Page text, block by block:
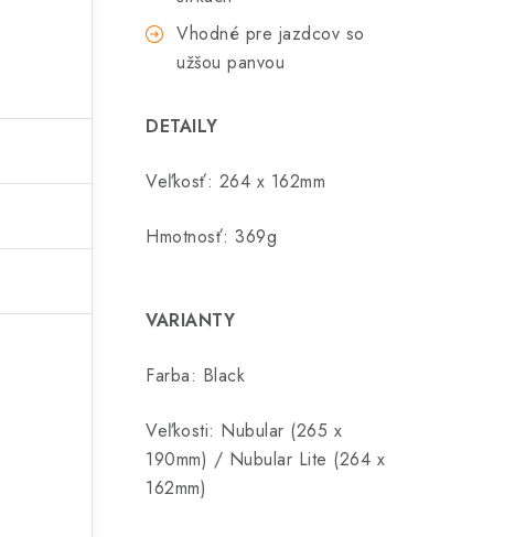
Vhodné pre jazdcov so
užšou panvou
DETAILY
Veľkosť: 264 x 162mm
Hmotnosť: 369g
VARIANTY
Farba: Black
Veľkosti: Nubular (265 x
190mm) / Nubular Lite (264 x
162mm)